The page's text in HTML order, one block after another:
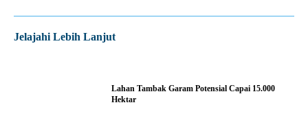
Jelajahi Lebih Lanjut
Lahan Tambak Garam Potensial Capai 15.000
Hektar